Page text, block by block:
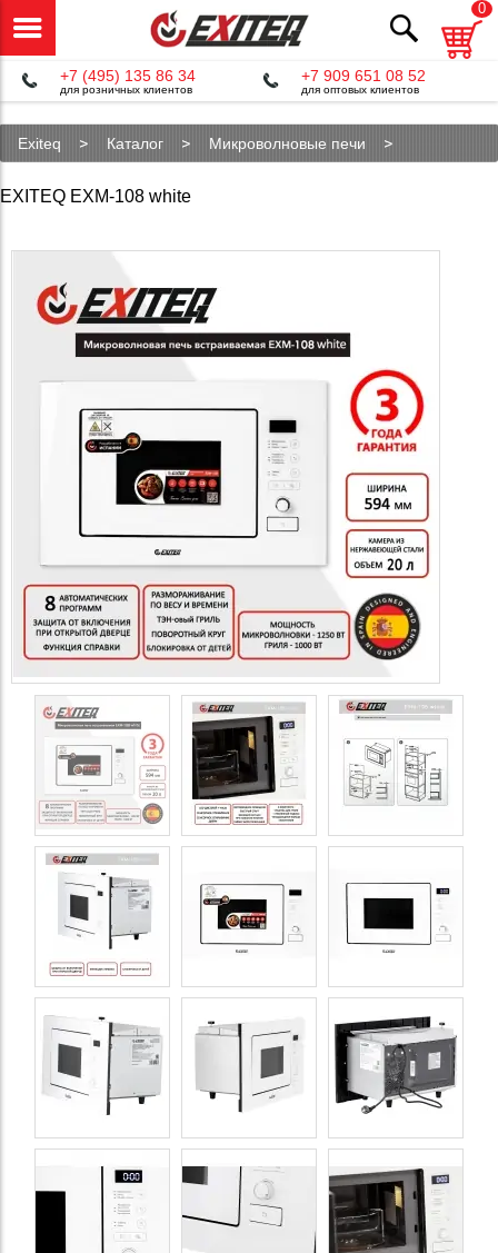
0
+7 (495) 135 86 34
для розничных клиентов
+7 909 651 08 52
для оптовых клиентов
Exiteq Каталог
Микроволновые печи
EXITEQ EXM-108 white